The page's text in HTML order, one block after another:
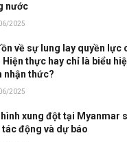
nước
2025
về sự lung lay quyền lực
Hiện thực hay chỉ là biểu
nhận thức?
2025
xung đột tại Myanmar
tác động và dự báo